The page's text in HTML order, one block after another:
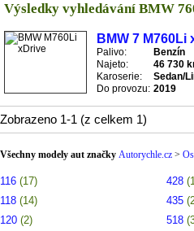
Výsledky vyhledávání BMW
BMW 7 M760Li
Palivo:
Benzín
Najeto:
46 730
Karoserie:
Sedan/
Do provozu: 2019
Zobrazeno 1-1 (z celkem 1)
Všechny modely aut značky Autorychle.cz >
116 (17)
118 (14)
120 (2)
428
435
518